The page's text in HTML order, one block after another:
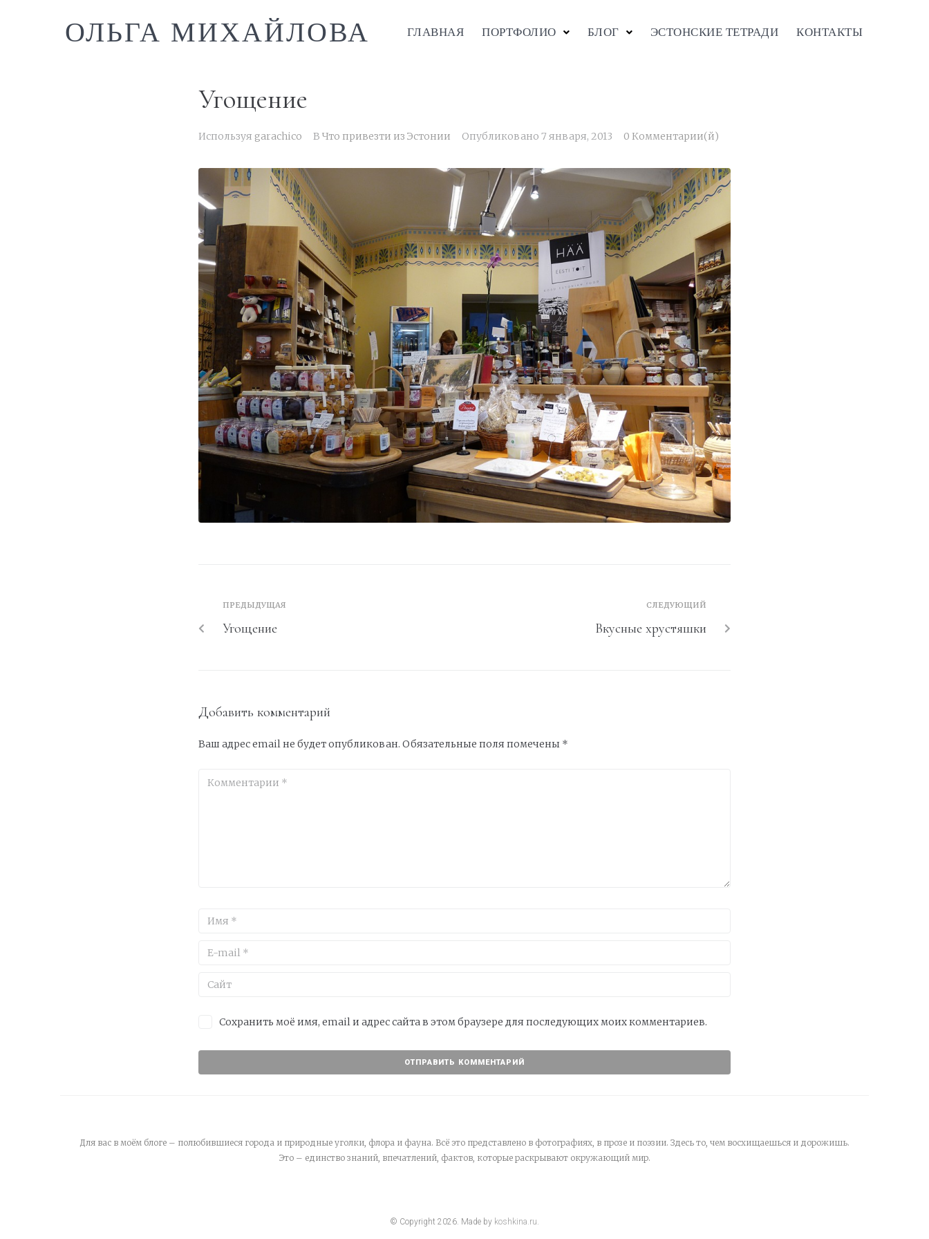
ОЛЬГА МИХАЙЛОВА ГЛАВНАЯ ПОРТФОЛИО БЛОГ ЭСТОНСКИЕ ТЕТРАДИ КОНТАКТЫ
Угощение
Используя garachico В Что привезти из Эстонии Опубликовано 7 января, 2013 0 Комментарии(й)
ПРЕДЫДУЩАЯ
Угощение
СЛЕДУЮЩИЙ
Вкусные хрустяшки
Добавить комментарий
Ваш адрес email не будет опубликован. Обязательные поля помечены *
Сохранить моё имя, email и адрес сайта в этом браузере для последующих моих комментариев.
Для вас в моём блоге – полюбившиеся города и природные уголки, флора и фауна. Всё это представлено в фотографиях, в прозе и поэзии. Здесь то, чем восхищаешься и дорожишь.
Это – единство знаний, впечатлений, фактов, которые раскрывают окружающий мир.
© Copyright 2026. Made by koshkina.ru.